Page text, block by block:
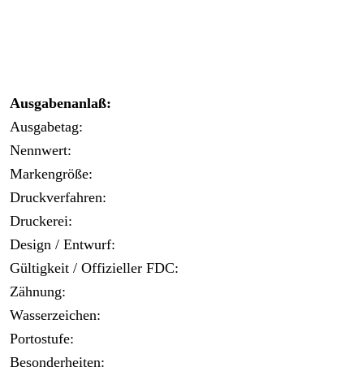
Ausgabenanlaß:
Ausgabetag:
Nennwert:
Markengröße:
Druckverfahren:
Druckerei:
Design / Entwurf:
Gültigkeit / Offizieller FDC:
Zähnung:
Wasserzeichen:
Portostufe:
Besonderheiten: